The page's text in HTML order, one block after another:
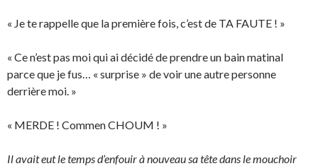
« Je te rappelle que la première fois, c’est de TA FAUTE ! »
« Ce n’est pas moi qui ai décidé de prendre un bain matinal
parce que je fus… « surprise » de voir une autre personne
derrière moi. »
« MERDE ! Commen CHOUM ! »
Il avait eut le temps d’enfouir à nouveau sa tête dans le mouchoir